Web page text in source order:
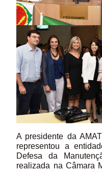
A presidente da
representou a
Defesa da
realizada na Câmara